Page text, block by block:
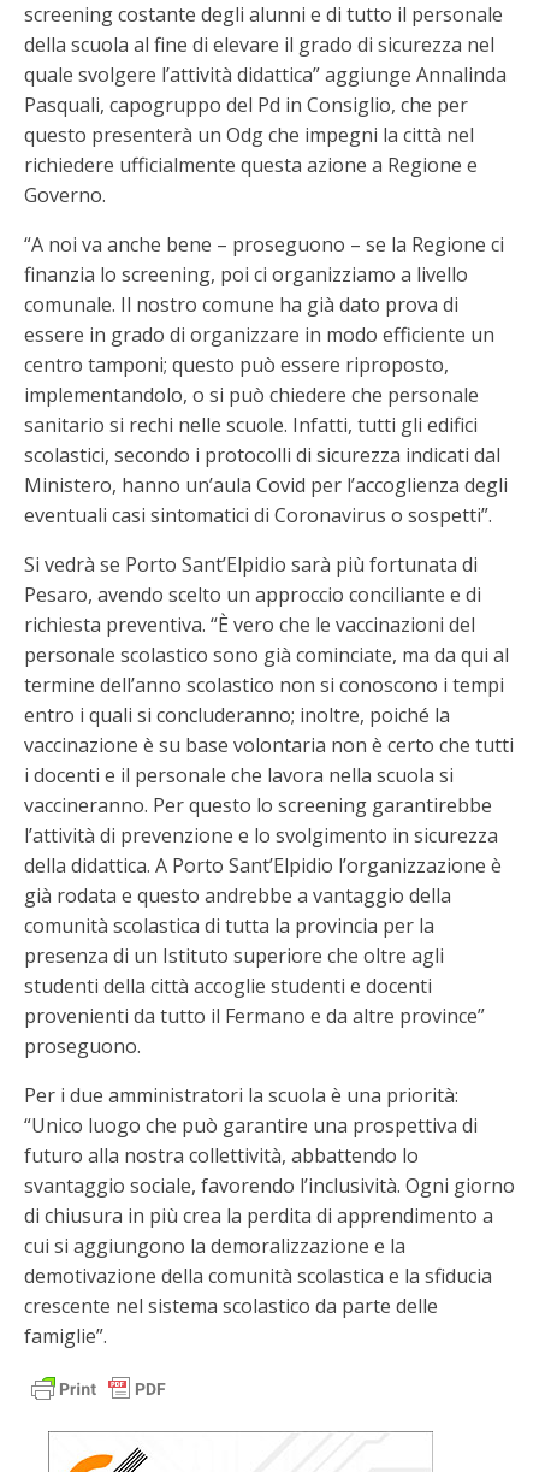
screening costante degli alunni e di tutto il personale
della scuola al fine di elevare il grado di sicurezza nel
quale svolgere l’attività didattica” aggiunge Annalinda
Pasquali, capogruppo del Pd in Consiglio, che per
questo presenterà un Odg che impegni la città nel
richiedere ufficialmente questa azione a Regione e
Governo.
“A noi va anche bene – proseguono – se la Regione ci
finanzia lo screening, poi ci organizziamo a livello
comunale. Il nostro comune ha già dato prova di
essere in grado di organizzare in modo efficiente un
centro tamponi; questo può essere riproposto,
implementandolo, o si può chiedere che personale
sanitario si rechi nelle scuole. Infatti, tutti gli edifici
scolastici, secondo i protocolli di sicurezza indicati dal
Ministero, hanno un’aula Covid per l’accoglienza degli
eventuali casi sintomatici di Coronavirus o sospetti”.
Si vedrà se Porto Sant’Elpidio sarà più fortunata di
Pesaro, avendo scelto un approccio conciliante e di
richiesta preventiva. “È vero che le vaccinazioni del
personale scolastico sono già cominciate, ma da qui al
termine dell’anno scolastico non si conoscono i tempi
entro i quali si concluderanno; inoltre, poiché la
vaccinazione è su base volontaria non è certo che tutti
i docenti e il personale che lavora nella scuola si
vaccineranno. Per questo lo screening garantirebbe
l’attività di prevenzione e lo svolgimento in sicurezza
della didattica. A Porto Sant’Elpidio l’organizzazione è
già rodata e questo andrebbe a vantaggio della
comunità scolastica di tutta la provincia per la
presenza di un Istituto superiore che oltre agli
studenti della città accoglie studenti e docenti
provenienti da tutto il Fermano e da altre province”
proseguono.
Per i due amministratori la scuola è una priorità:
“Unico luogo che può garantire una prospettiva di
futuro alla nostra collettività, abbattendo lo
svantaggio sociale, favorendo l’inclusività. Ogni giorno
di chiusura in più crea la perdita di apprendimento a
cui si aggiungono la demoralizzazione e la
demotivazione della comunità scolastica e la sfiducia
crescente nel sistema scolastico da parte delle
famiglie”.